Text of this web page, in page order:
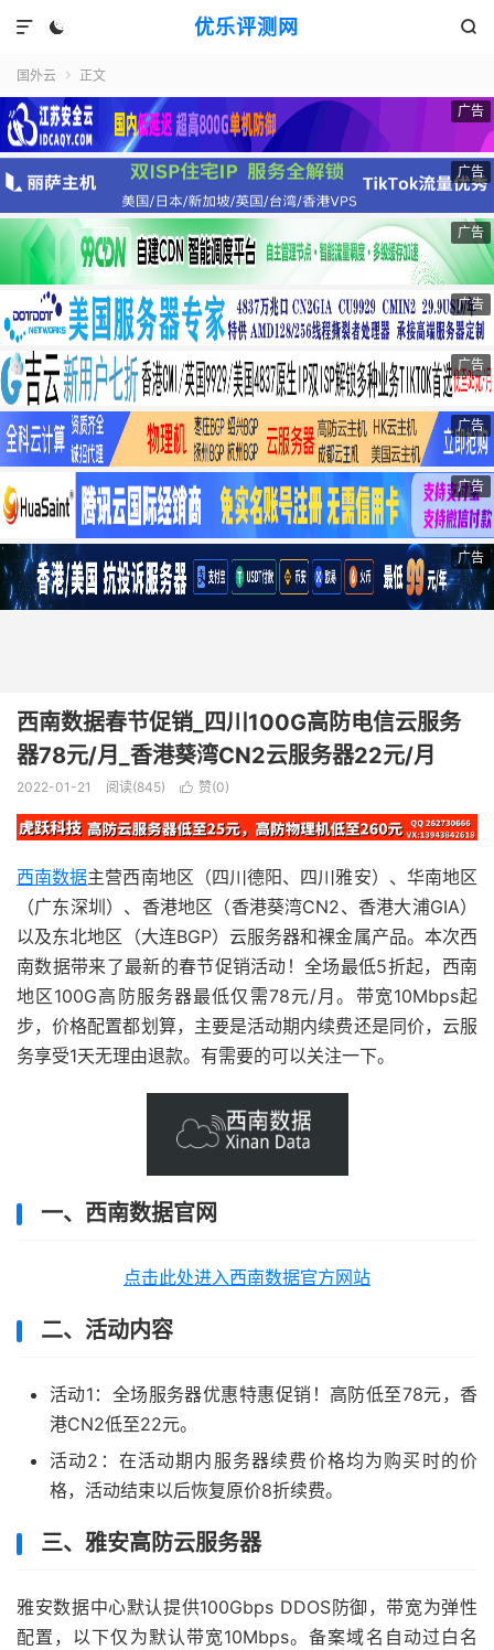
优乐评测网
 

国外云  正文
广告
广告
广告
广告
广告
广告
广告
广告
西南数据春节促销_四川100G高防电信云服务
器78元/月_香港葵湾CN2云服务器22元/月
2022-01-21 阅读(845)  赞(0)
西南数据主营西南地区（四川德阳、四川雅安）、华南地区
（广东深圳）、香港地区（香港葵湾CN2、香港大浦GIA）
以及东北地区（大连BGP）云服务器和裸金属产品。本次西
南数据带来了最新的春节促销活动！全场最低5折起，西南
地区100G高防服务器最低仅需78元/月。带宽10Mbps起
步，价格配置都划算，主要是活动期内续费还是同价，云服
务享受1天无理由退款。有需要的可以关注一下。
一、西南数据官网
点击此处进入西南数据官方网站
二、活动内容
活动1：全场服务器优惠特惠促销！高防低至78元，香
港CN2低至22元。
活动2：在活动期内服务器续费价格均为购买时的价
格，活动结束以后恢复原价8折续费。
三、雅安高防云服务器
雅安数据中心默认提供100Gbps DDOS防御，带宽为弹性
配置，以下仅为默认带宽10Mbps。备案域名自动过白名